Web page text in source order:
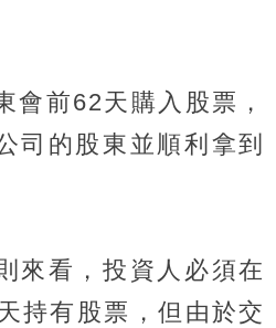
會前62天購入股票，
司的股東並順利拿到
來看，投資人必須在
持有股票，但由於交